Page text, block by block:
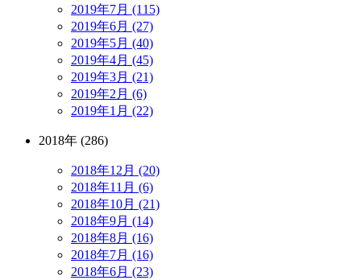
2019年7月 (115)
2019年6月 (27)
2019年5月 (40)
2019年4月 (45)
2019年3月 (21)
2019年2月 (6)
2019年1月 (22)
2018年 (286)
2018年12月 (20)
2018年11月 (6)
2018年10月 (21)
2018年9月 (14)
2018年8月 (16)
2018年7月 (16)
2018年6月 (23)